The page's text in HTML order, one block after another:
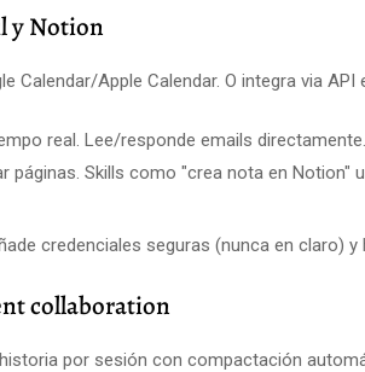
y Notion
Calendar/Apple Calendar. O integra via API
real. Lee/responde emails directamente.
páginas. Skills como "crea nota en Notion"
credenciales seguras (nunca en claro) y
collaboration
historia por sesión con compactación